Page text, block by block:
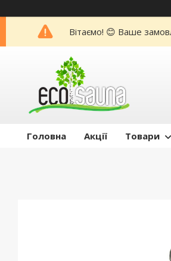
Вітаємо! 😊 Ваше
Головна Акції Товари